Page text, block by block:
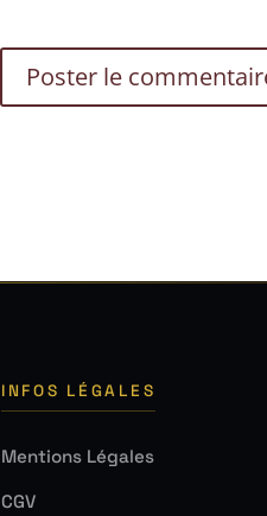
INFOS LÉGALES
Mentions Légales
CGV